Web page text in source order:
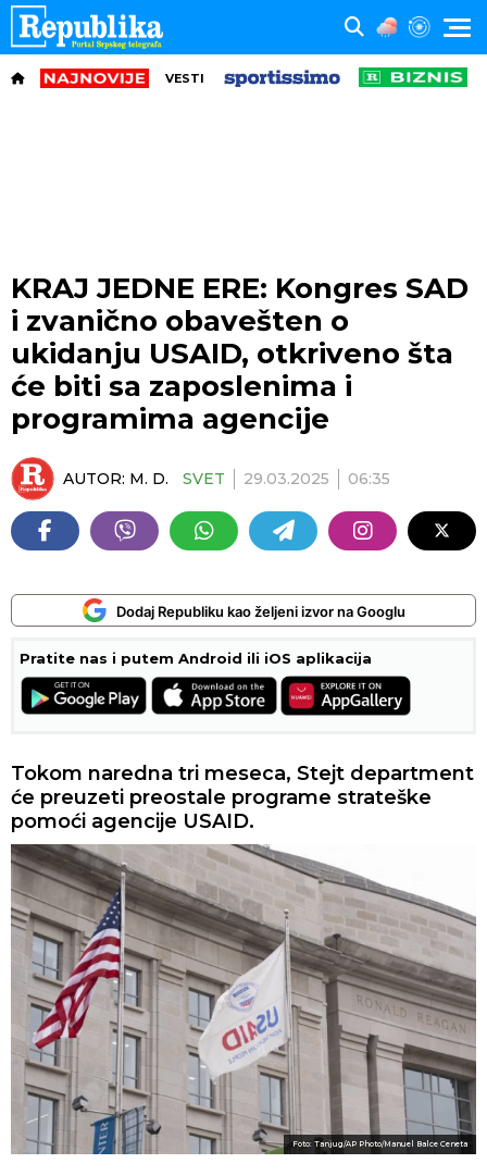
VESTI
KRAJ JEDNE ERE: Kongres SAD
i zvanično obavešten o
ukidanju USAID, otkriveno šta
će biti sa zaposlenima i
programima agencije
AUTOR: M. D. SVET 29.03.2025 06:35
Dodaj Republiku kao željeni izvor na Googlu
Pratite nas i putem Android ili iOS aplikacija
Tokom naredna tri meseca, Stejt department
će preuzeti preostale programe strateške
pomoći agencije USAID.
Foto: Tanjug/AP Photo/Manuel Balce Ceneta